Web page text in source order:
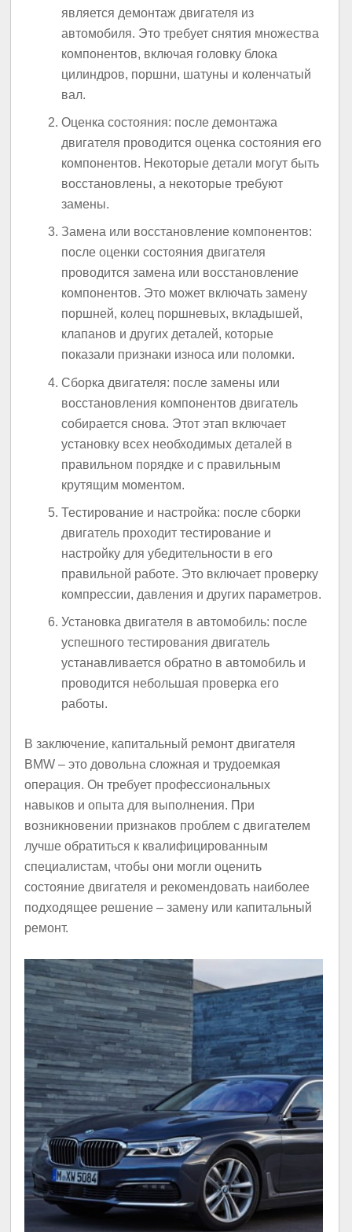
является демонтаж двигателя из
автомобиля. Это требует снятия множества
компонентов, включая головку блока
цилиндров, поршни, шатуны и коленчатый
вал.
Оценка состояния: после демонтажа
двигателя проводится оценка состояния его
компонентов. Некоторые детали могут быть
восстановлены, а некоторые требуют
замены.
Замена или восстановление компонентов:
после оценки состояния двигателя
проводится замена или восстановление
компонентов. Это может включать замену
поршней, колец поршневых, вкладышей,
клапанов и других деталей, которые
показали признаки износа или поломки.
Сборка двигателя: после замены или
восстановления компонентов двигатель
собирается снова. Этот этап включает
установку всех необходимых деталей в
правильном порядке и с правильным
крутящим моментом.
Тестирование и настройка: после сборки
двигатель проходит тестирование и
настройку для убедительности в его
правильной работе. Это включает проверку
компрессии, давления и других параметров.
Установка двигателя в автомобиль: после
успешного тестирования двигатель
устанавливается обратно в автомобиль и
проводится небольшая проверка его
работы.
В заключение, капитальный ремонт двигателя
BMW – это довольна сложная и трудоемкая
операция. Он требует профессиональных
навыков и опыта для выполнения. При
возникновении признаков проблем с двигателем
лучше обратиться к квалифицированным
специалистам, чтобы они могли оценить
состояние двигателя и рекомендовать наиболее
подходящее решение – замену или капитальный
ремонт.